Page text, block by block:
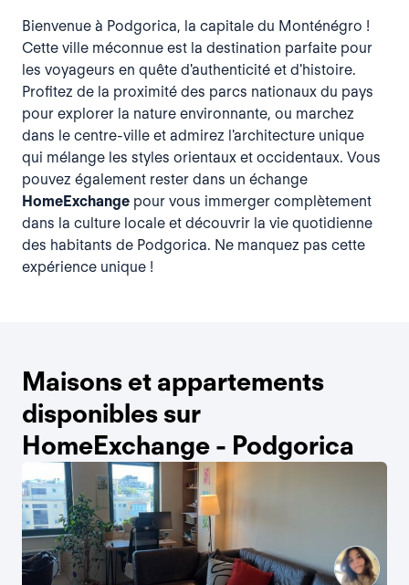
Bienvenue à Podgorica, la capitale du Monténégro !
Cette ville méconnue est la destination parfaite pour
les voyageurs en quête d'authenticité et d'histoire.
Profitez de la proximité des parcs nationaux du pays
pour explorer la nature environnante, ou marchez
dans le centre-ville et admirez l'architecture unique
qui mélange les styles orientaux et occidentaux. Vous
pouvez également rester dans un échange
HomeExchange pour vous immerger complètement
dans la culture locale et découvrir la vie quotidienne
des habitants de Podgorica. Ne manquez pas cette
expérience unique !
Maisons et appartements
disponibles sur
HomeExchange - Podgorica